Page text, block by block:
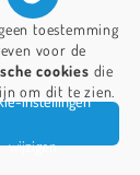
toestemming
voor de
cookies die
om dit te zien.
instellingen
wijzigen